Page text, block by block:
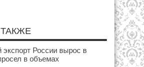
России вырос в
в объемах